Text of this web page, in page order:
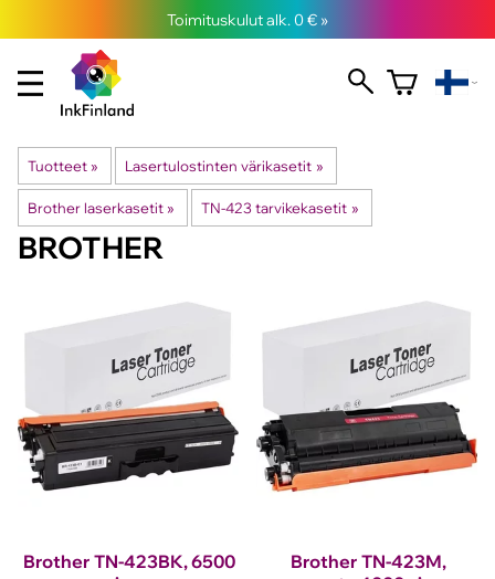
Toimituskulut alk. 0 € »
Tuotteet ‪» Lasertulostinten värikasetit ‪»
Brother laserkasetit ‪» TN-423 tarvikekasetit ‪»
BROTHER
Brother TN-423BK, 6500
Brother TN-423M,